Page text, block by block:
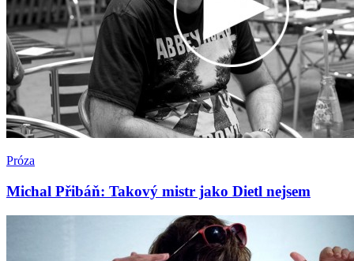
Próza
Michal Přibáň: Takový mistr jako Dietl nejsem